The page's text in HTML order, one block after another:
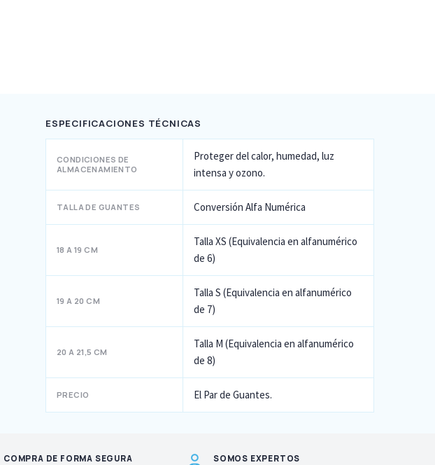
ESPECIFICACIONES TÉCNICAS
CONDICIONES DE
ALMACENAMIENTO
Proteger del calor, humedad, luz
intensa y ozono.
TALLA DE GUANTES Conversión Alfa Numérica
18 A 19 CM
Talla XS (Equivalencia en alfanumérico
de 6)
19 A 20 CM
Talla S (Equivalencia en alfanumérico
de 7)
20 A 21,5 CM
Talla M (Equivalencia en alfanumérico
de 8)
PRECIO El Par de Guantes.
COMPRA DE FORMA SEGURA SOMOS EXPERTOS